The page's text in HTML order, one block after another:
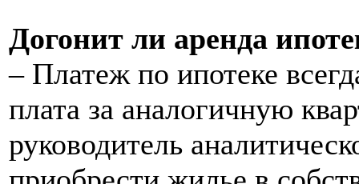
Догонит ли аренда
– Платеж по ипотеке
плата за аналогичную
руководитель